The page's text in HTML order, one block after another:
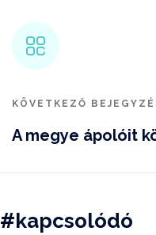
KÖVETKEZŐ
A megye ápolóit
#kapcsolódó